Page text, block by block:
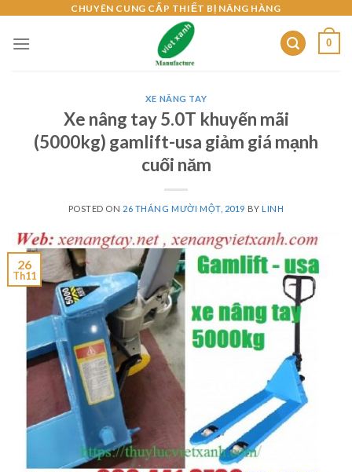
content
CHUYÊN CUNG CẤP THIẾT BỊ NÂNG HÀNG
0
XE NÂNG TAY
Xe nâng tay 5.0T khuyến mãi
(5000kg) gamlift-usa giảm giá mạnh
cuối năm
POSTED ON 26 THÁNG MƯỜI MỘT, 2019 BYLINH
26
Th11